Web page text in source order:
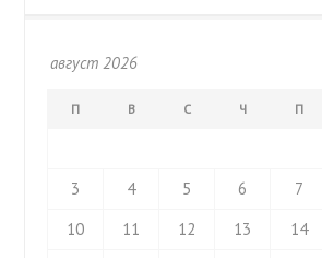
август 2026
П В С Ч П
3
4 5 6 7
10
11 12 13 14